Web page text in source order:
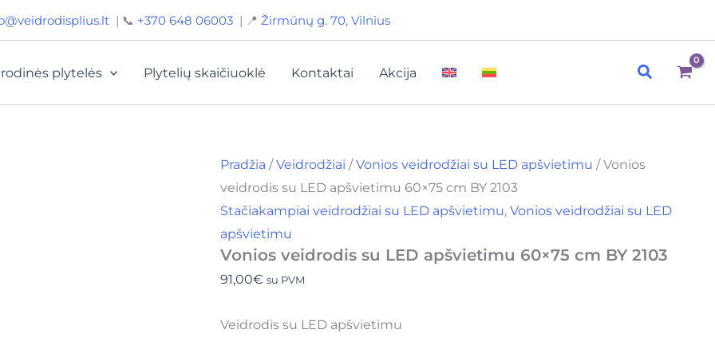
| 📞 +370 648 06003 | 📍 Žirmūnų g. 70, Vilnius
plytelės Plytelių skaičiuoklė Kontaktai Akcija Paieška
Pradžia /Veidrodžiai /Vonios veidrodžiai su LED apšvietimu / Vonios
veidrodis su LED apšvietimu 60×75 cm BY 2103
Stačiakampiai veidrodžiai su LED apšvietimu,Vonios veidrodžiai su LED
apšvietimu
Vonios veidrodis su LED apšvietimu 60×75 cm BY 2103
91,00€ su PVM
Veidrodis su LED apšvietimu
kiekis:
Vonios
su
apšvietimu
2103